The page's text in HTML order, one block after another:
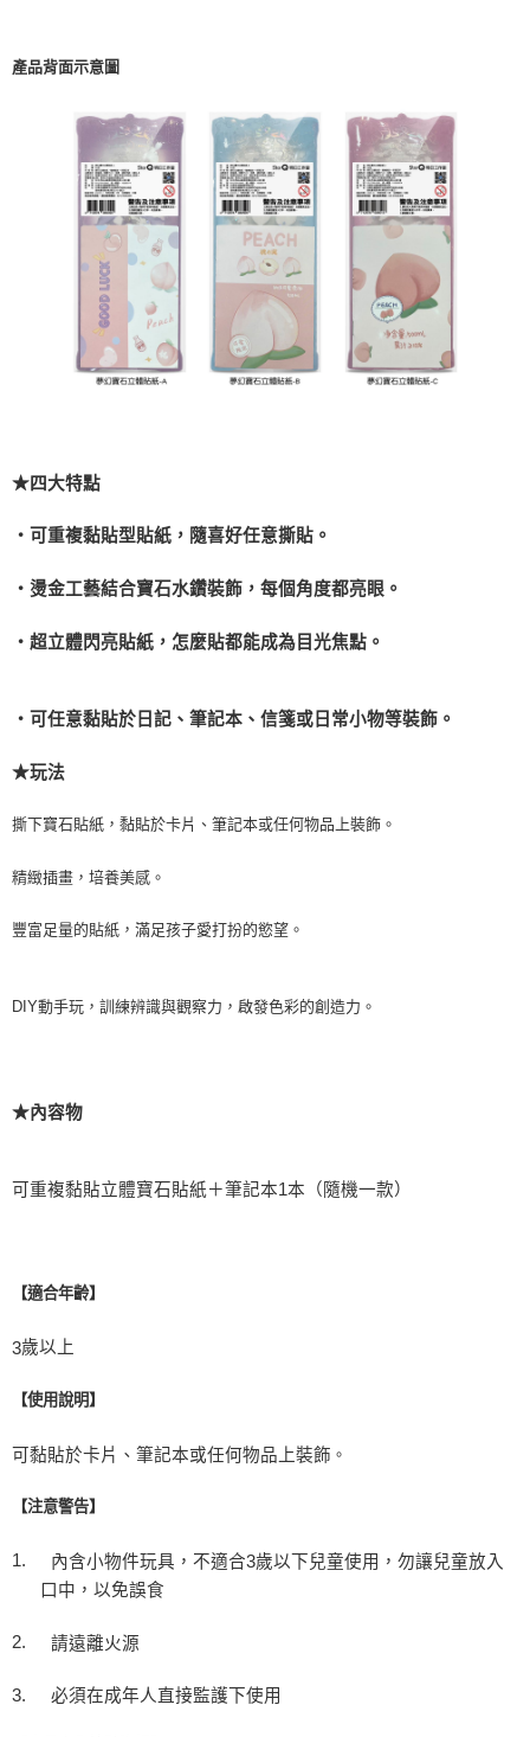
產品背面示意圖
★四大特點
‧可重複黏貼型貼紙，隨喜好任意撕貼。
‧燙金工藝結合寶石水鑽裝飾，每個角度都亮眼。
‧超立體閃亮貼紙，怎麼貼都能成為目光焦點。
‧可任意黏貼於日記、筆記本、信箋或日常小物等裝飾。
★玩法
撕下寶石貼紙，黏貼於卡片、筆記本或任何物品上裝飾。
精緻插畫，培養美感。
豐富足量的貼紙，滿足孩子愛打扮的慾望。
DIY動手玩，訓練辨識與觀察力，啟發色彩的創造力。
★內容物
可重複黏貼立體寶石貼紙＋筆記本1本（隨機一款）
【適合年齡】
3歲以上
【使用說明】
可黏貼於卡片、筆記本或任何物品上裝飾 。
【注意警告】
1. 內含小物件玩具，不適合3歲以下兒童使用，勿讓兒童放入
口中，以免誤食
2. 請遠離火源
3. 必須在成年人直接監護下使用